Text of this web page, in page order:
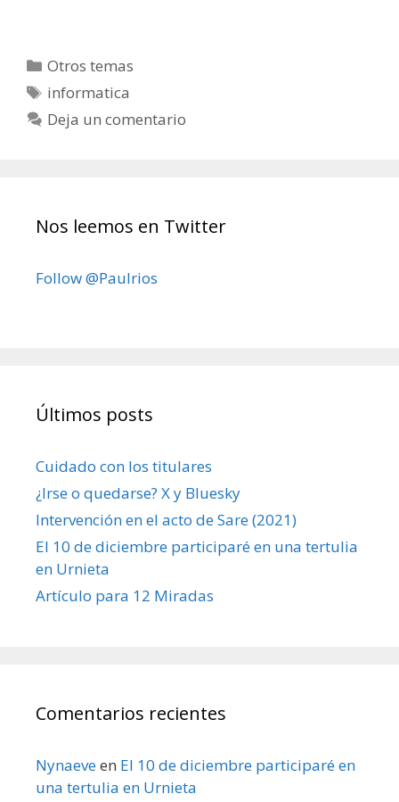
Categorías
Otros temas
Etiquetas
informatica
Deja un comentario
Nos leemos en Twitter
Follow @Paulrios
Últimos posts
Cuidado con los titulares
¿Irse o quedarse? X y Bluesky
Intervención en el acto de Sare (2021)
El 10 de diciembre participaré en una tertulia
en Urnieta
Artículo para 12 Miradas
Comentarios recientes
Nynaeveen El 10 de diciembre participaré en
una tertulia en Urnieta